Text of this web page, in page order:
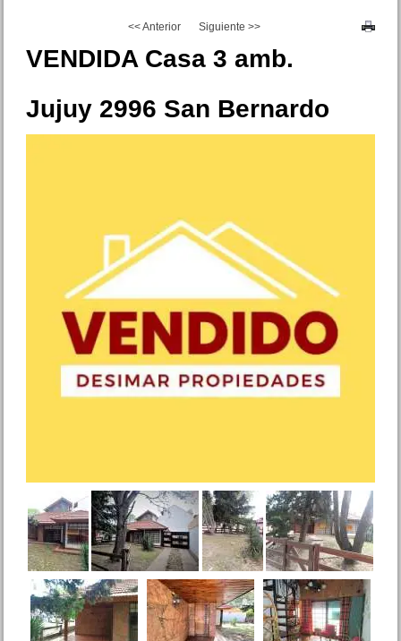
EXCELENTE
Duplex 4 amb. Av. Mitre 1347
Mar de Ajo N.
Precio :U$S 45 .000
Dpto. 3 amb. Diagonal
Rivadavia 295 Mar de Ajo
Precio :U$S 50 .000
<< Anterior Siguiente >>
VENDIDA Casa 3 amb.
Jujuy 2996 San Bernardo